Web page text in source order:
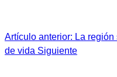
Artículo anterior: La
de vida Siguiente